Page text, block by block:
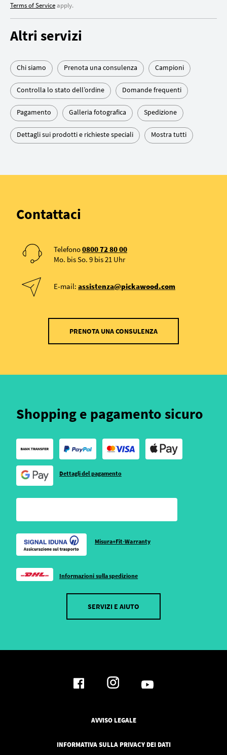
Terms of Serviceapply.
Altri servizi
Chi siamo Prenota una consulenza Campioni
Controlla lo stato dell’ordine Domande frequenti
Pagamento Galleria fotografica Spedizione
Dettagli sui prodotti e richieste speciali Mostra tutti
Contattaci
Telefono0800 72 80 00
Mo. bis So. 9 bis 21 Uhr
E-mail: assistenza@pickawood.com
PRENOTA UNA CONSULENZA
Shopping e pagamento sicuro
Dettagli del pagamento
Misura+Fit-Warranty
Informazioni sulla spedizione
SERVIZI E AIUTO
AVVISO LEGALE
INFORMATIVA SULLA PRIVACY DEI DATI